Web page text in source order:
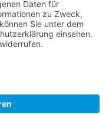
brauchen - als
und